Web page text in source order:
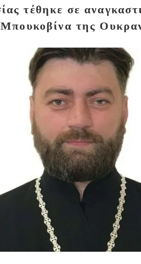
τέθηκε σε
Μπουκοβίνα της